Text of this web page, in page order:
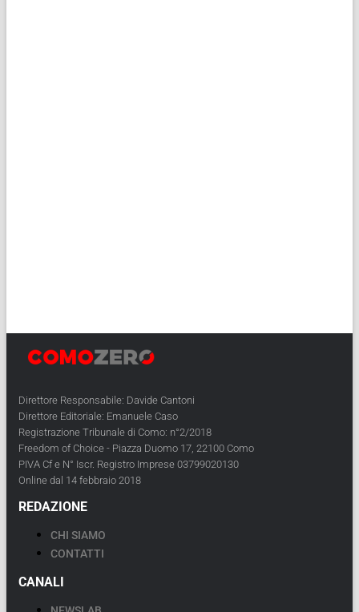
Direttore Responsabile: Davide Cantoni
Direttore Editoriale: Emanuele Caso
Registrazione Tribunale di Como: n°2/2018
Freedom of Choice - Piazza Duomo 17, 22100 Como
PIVA Cf e N° Iscr. Registro Imprese 03799020130
Online dal 14 febbraio 2018
REDAZIONE
CHI SIAMO
CONTATTI
CANALI